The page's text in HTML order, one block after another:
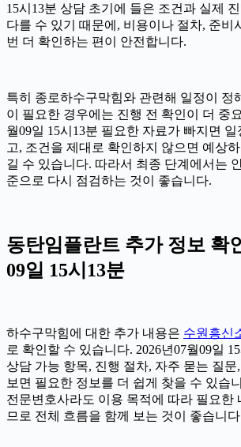
15시13분 상담 초기에 들은 조건과 실제
다를 수 있기 때문에, 비용이나 절차, 준비
번 더 확인하는 편이 안전합니다.
특히 종로하수구막힘와 관련해 일정이 정
이 필요한 경우에는 진행 전 확인이 더 중
월09일 15시13분 필요한 자료가 빠지면
고, 조건을 제대로 확인하지 않으면 예상
길 수 있습니다. 따라서 최종 단계에서는
준으로 다시 점검하는 것이 좋습니다.
동탄임플란트 추가 정보 확
09일 15시13분
하수구막힘에 대한 추가 내용은 수원흥신
로 확인할 수 있습니다. 2026년07월09일
상담 가능 항목, 진행 절차, 자주 묻는 질문
보면 필요한 정보를 더 쉽게 찾을 수 있습
전문변호사라도 이용 목적에 따라 필요한
므로 전체 흐름을 함께 보는 것이 좋습니